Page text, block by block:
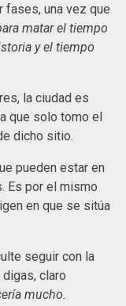
fases, una vez que
matar el tiempo
y el tiempo
la ciudad es
que solo tomo el
dicho sitio.
pueden estar en
Es por el mismo
en que se sitúa
seguir con la
claro
mucho.